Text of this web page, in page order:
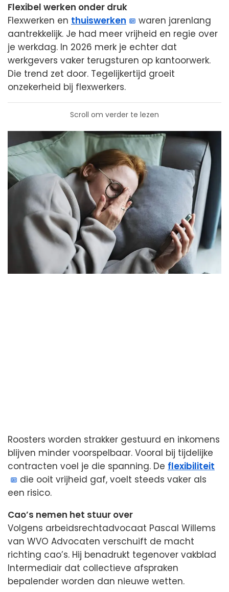
Flexibel werken onder druk
Flexwerken en thuiswerken
waren jarenlang
aantrekkelijk. Je had meer vrijheid en regie over
je werkdag. In 2026 merk je echter dat
werkgevers vaker terugsturen op kantoorwerk.
Die trend zet door. Tegelijkertijd groeit
onzekerheid bij flexwerkers.
Scroll om verder te lezen
Roosters worden strakker gestuurd en inkomens
blijven minder voorspelbaar. Vooral bij tijdelijke
contracten voel je die spanning. De flexibiliteit
die ooit vrijheid gaf, voelt steeds vaker als
een risico.
Cao’s nemen het stuur over
Volgens arbeidsrechtadvocaat Pascal Willems
van WVO Advocaten verschuift de macht
richting cao’s. Hij benadrukt tegenover vakblad
Intermediair dat collectieve afspraken
bepalender worden dan nieuwe wetten.